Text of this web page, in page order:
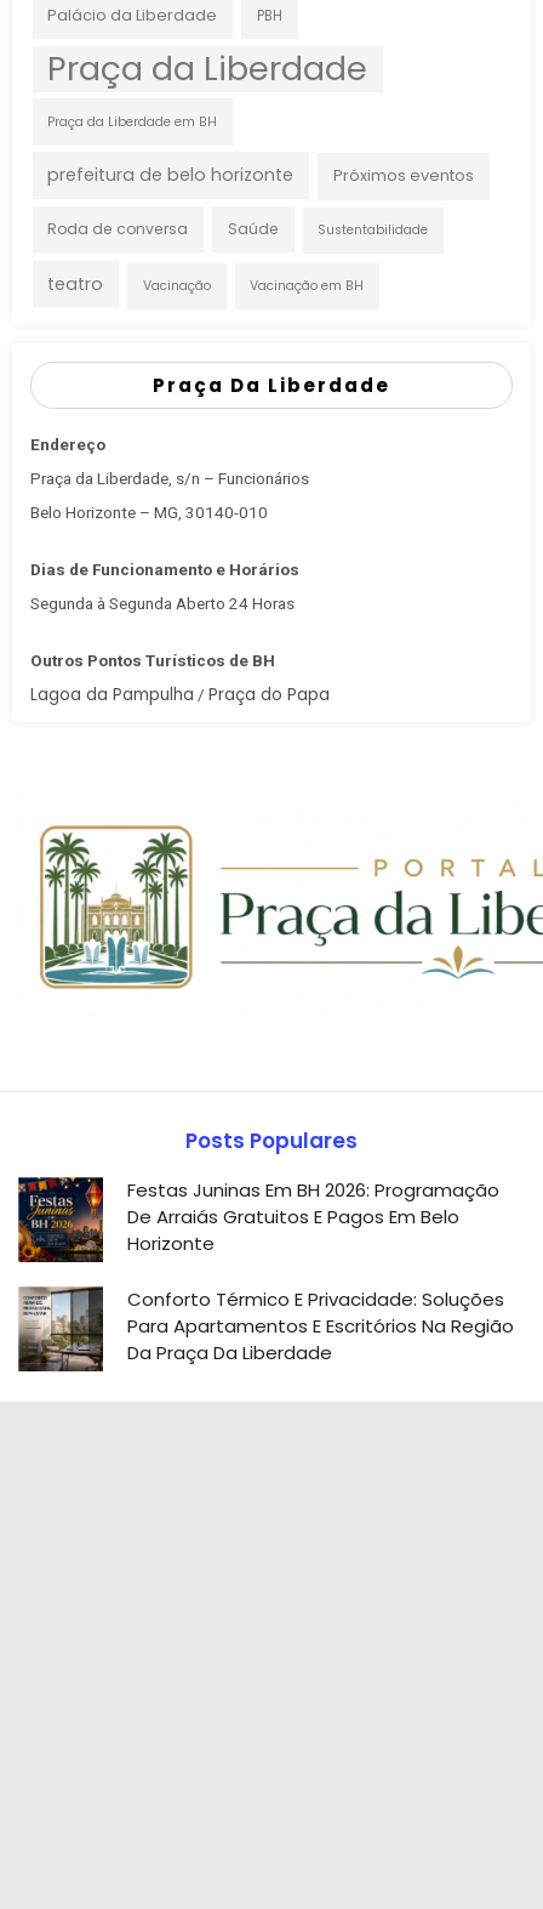
Palácio da Liberdade PBH
Praça da Liberdade
Praça da Liberdade em BH
prefeitura de belo horizonte Próximos eventos
Roda de conversa Saúde Sustentabilidade
teatro Vacinação Vacinação em BH
Praça Da Liberdade
Endereço
Praça da Liberdade, s/n – Funcionários
Belo Horizonte – MG, 30140-010
Dias de Funcionamento e Horários
Segunda à Segunda Aberto 24 Horas
Outros Pontos Turísticos de BH
Lagoa da Pampulha / Praça do Papa
Posts Populares
Festas Juninas Em BH 2026: Programação
De Arraiás Gratuitos E Pagos Em Belo
Horizonte
Conforto Térmico E Privacidade: Soluções
Para Apartamentos E Escritórios Na Região
Da Praça Da Liberdade